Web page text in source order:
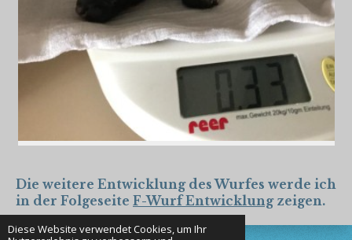
Diese Website verwendet Cookies, um Ihr
Die weitere Entwicklung des Wurfes werde ich
in der Folgeseite F-Wurf Entwicklungzeigen.